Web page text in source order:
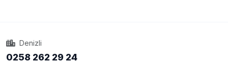
Denizli
0258 262 29 24